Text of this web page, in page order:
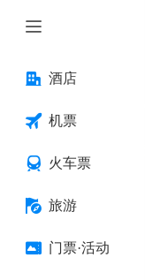
酒店
机票
火车票
旅游
门票·活动